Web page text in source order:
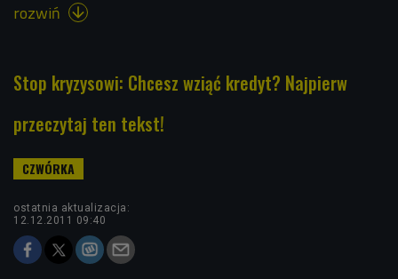
rozwiń 
Stop kryzysowi: Chcesz wziąć kredyt? Najpierw
przeczytaj ten tekst!
ostatnia aktualizacja:
12.12.2011 09:40